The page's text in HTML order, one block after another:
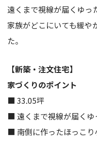
遠くまで視線が届くゆっ
家族がどこにいても緩や
た。
【新築・注文住宅】
家づくりのポイント
■ 33.05坪
■ 遠くまで視線が届くゆ
■ 南側に作ったほっこり